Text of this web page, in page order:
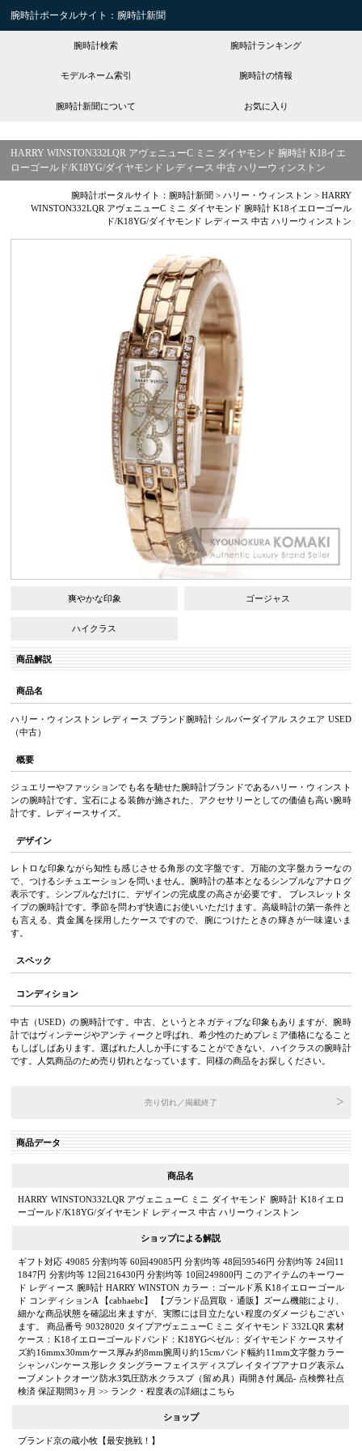
腕時計ポータルサイト：腕時計新聞
腕時計検索 腕時計ランキング
モデルネーム索引 腕時計の情報
腕時計新聞について お気に入り
HARRY WINSTON332LQR アヴェニューC ミニ ダイヤモンド 腕時計 K18イエ
ローゴールド/K18YG/ダイヤモンド レディース 中古 ハリーウィンストン
腕時計ポータルサイト：腕時計新聞 > ハリー・ウィンストン > HARRY
WINSTON332LQR アヴェニューC ミニ ダイヤモンド 腕時計 K18イエローゴール
ド/K18YG/ダイヤモンド レディース 中古 ハリーウィンストン
爽やかな印象 ゴージャス
ハイクラス
商品解説
商品名
ハリー・ウィンストン レディース ブランド腕時計 シルバーダイアル スクエア USED
（中古）
概要
ジュエリーやファッションでも名を馳せた腕時計ブランドであるハリー・ウィンスト
ンの腕時計です。宝石による装飾が施された、アクセサリーとしての価値も高い腕時
計です。レディースサイズ。
デザイン
レトロな印象ながら知性も感じさせる角形の文字盤です。万能の文字盤カラーなの
で、つけるシチュエーションを問いません。腕時計の基本となるシンプルなアナログ
表示です。シンプルなだけに、デザインの完成度の高さが必要です。 ブレスレットタ
イプの腕時計です。季節を問わず快適にお使いいただけます。高級時計の第一条件と
も言える、貴金属を採用したケースですので、腕につけたときの輝きが一味違いま
す。
スペック
コンディション
中古（USED）の腕時計です。中古、というとネガティブな印象もありますが、腕時
計ではヴィンテージやアンティークと呼ばれ、希少性のためプレミア価格になること
もしばしばあります。選ばれた人しか手にすることができない、ハイクラスの腕時計
です。人気商品のため売り切れとなっています。同様の商品をお探しください。
売り切れ／掲載終了
商品データ
商品名
HARRY WINSTON332LQR アヴェニューC ミニ ダイヤモンド 腕時計 K18イエロ
ーゴールド/K18YG/ダイヤモンド レディース 中古 ハリーウィンストン
ショップによる解説
ギフト対応 49085 分割均等 60回49085円 分割均等 48回59546円 分割均等 24回11
1847円 分割均等 12回216430円 分割均等 10回249800円 このアイテムのキーワー
ド レディース 腕時計 HARRY WINSTON カラー：ゴールド系 K18イエローゴール
ド コンディションA 【cabhaebc】 【ブランド品買取・通販】ズーム機能により、
細かな商品状態を確認出来ますが、実際には目立たない程度のダメージもござい
ます。 商品番号 90328020 タイプアヴェニューC ミニ ダイヤモンド 332LQR 素材
ケース：K18イエローゴールドバンド：K18YGベゼル：ダイヤモンド ケースサイ
ズ約16mmx30mmケース厚み約8mm腕周り約15cmバンド幅約11mm文字盤カラー
シャンパンケース形レクタングラーフェイスディスプレイタイプアナログ表示ム
ーブメントクオーツ防水3気圧防水クラスプ（留め具）両開き付属品- 点検弊社点
検済 保証期間3ヶ月 >> ランク・程度表の詳細はこちら
ショップ
ブランド京の蔵小牧【最安挑戦！】